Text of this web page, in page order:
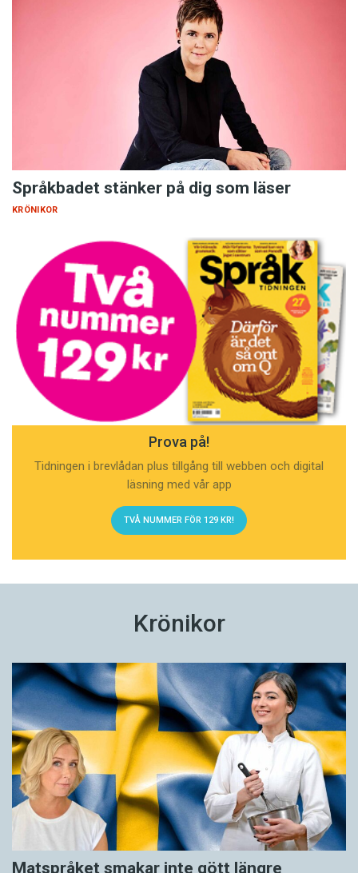
Språkbadet stänker på dig som läser
KRÖNIKOR
Prova på!
Tidningen i brevlådan plus tillgång till webben och digital
läsning med vår app
TVÅ NUMMER FÖR 129 KR!
Krönikor
Matspråket smakar inte gött längre